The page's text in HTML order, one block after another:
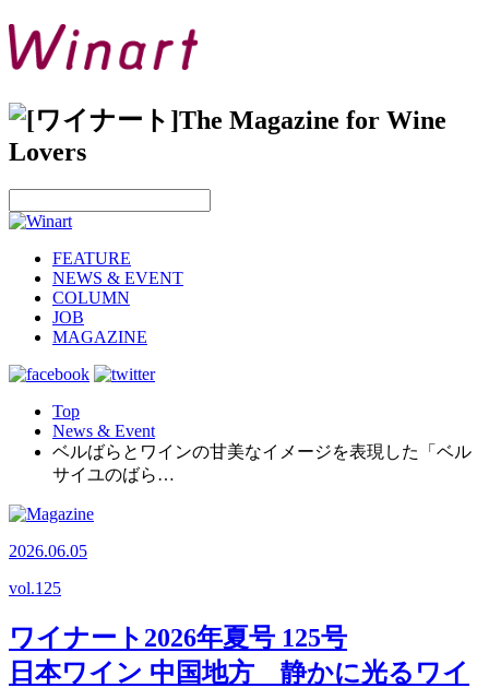
FEATURE
NEWS & EVENT
COLUMN
JOB
MAGAZINE
Top
News & Event
ベルばらとワインの甘美なイメージを表現した「ベル
サイユのばら…
2026.06.05
vol.125
ワイナート2026年夏号 125号
日本ワイン 中国地方 静かに光るワイ